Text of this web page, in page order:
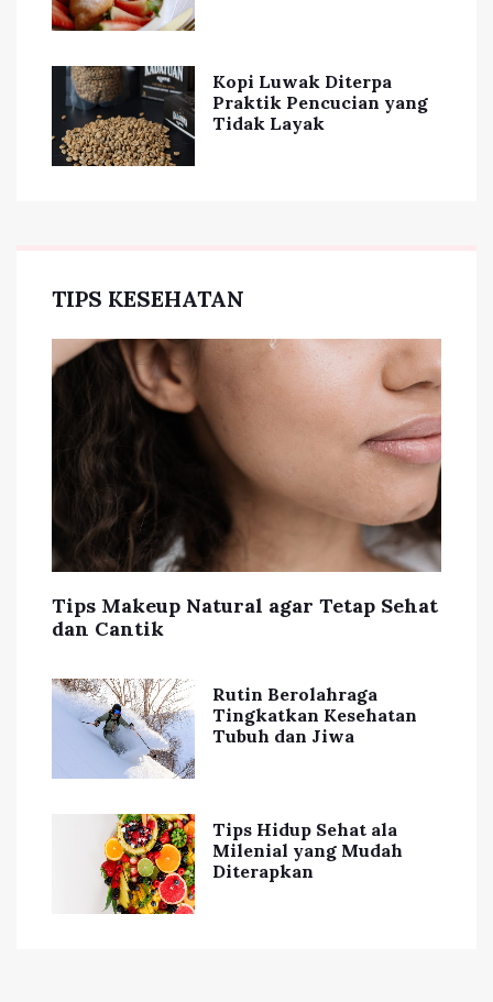
Kopi Luwak Diterpa
Praktik Pencucian yang
Tidak Layak
TIPS KESEHATAN
Tips Makeup Natural agar Tetap Sehat
dan Cantik
Rutin Berolahraga
Tingkatkan Kesehatan
Tubuh dan Jiwa
Tips Hidup Sehat ala
Milenial yang Mudah
Diterapkan